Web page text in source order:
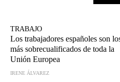
TRABAJO
Los trabajadores españoles son
más sobrecualificados de toda la
Unión Europea
IRENE ÁLVAREZ